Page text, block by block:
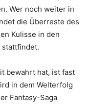
Wer noch weiter in
die Überreste des
Kulisse in den
stattfindet.
bewahrt hat, ist fast
in dem Welterfolg
Fantasy-Saga